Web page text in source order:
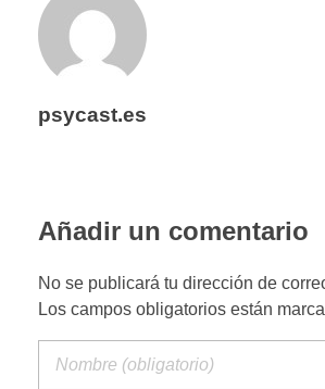
psycast.es
Añadir un comentario
No se publicará tu dirección de
Los campos obligatorios están